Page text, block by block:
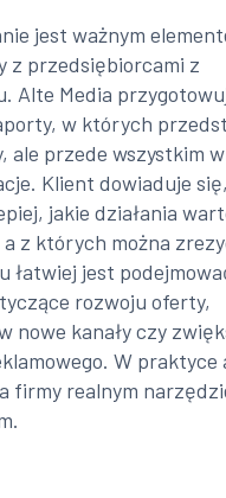
jest ważnym
z przedsiębiorcami z
Alte Media
w których
ale przede wszystkim
Klient dowiaduje
jakie działania
z których można
łatwiej jest
rozwoju oferty,
nowe kanały czy
W praktyce
firmy realnym